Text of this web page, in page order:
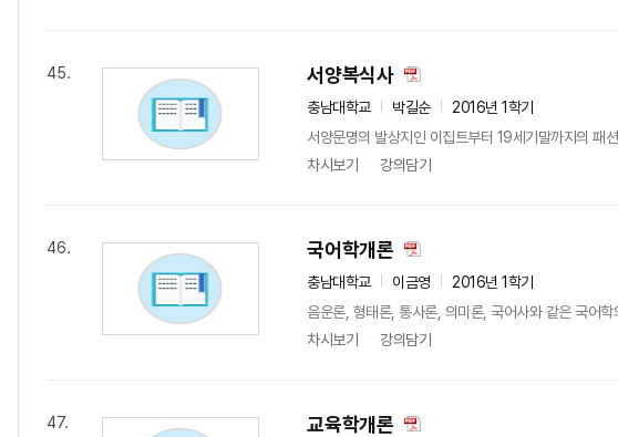
45. 서양복식사
충남대학교 박길순
2016년 1학기
서양문명의 발상지인 이집트부터 19세기말까지의 패
차시보기
강의담기
46. 국어학개론
충남대학교 이금영
2016년 1학기
음운론, 형태론, 통사론, 의미론, 국어사와 같은 국어
차시보기
강의담기
47. 교육학개론